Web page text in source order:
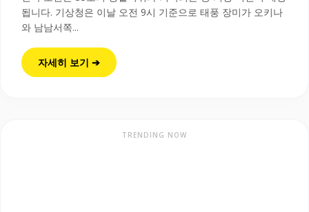
됩니다. 기상청은 이날 오전 9시 기준으로 태풍 장미가 오키나
와 남남서쪽...
자세히 보기 ➔
TRENDING NOW